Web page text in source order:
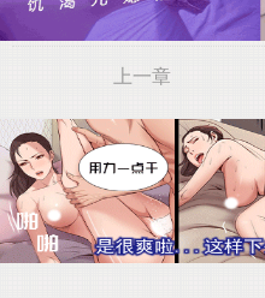
上一章